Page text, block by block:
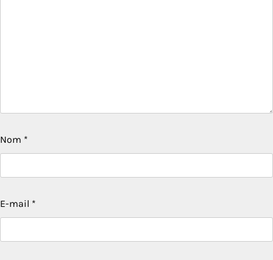
Nom *
E-mail *